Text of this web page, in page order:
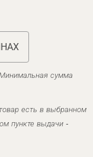
сумма
есть в выбранном
пункте выдачи -